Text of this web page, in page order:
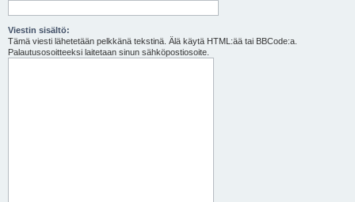
Viestin sisältö:
Tämä viesti lähetetään pelkkänä tekstinä. Älä käytä HTML:ää tai BBCode:a.
Palautusosoitteeksi laitetaan sinun sähköpostiosoite.